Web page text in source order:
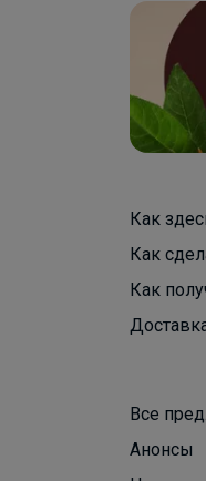
Как
Как
Как
Все
Анонсы